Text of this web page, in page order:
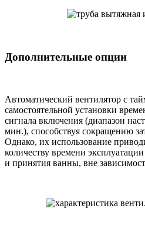
Дополнительные опции
Автоматический вентилятор с
самостоятельной установки
сигнала включения (диапазон
мин.), способствуя сокращению
Однако, их использование
количеству времени
и принятия ванны, вне